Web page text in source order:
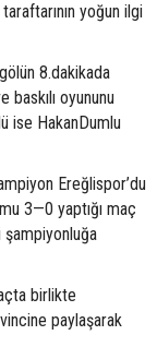
yoğun ilgi
8.dakikada
oyununu
ise HakanDumlu
Ereğlispor’du
3—0 yaptığı maç
birlikte
paylaşarak